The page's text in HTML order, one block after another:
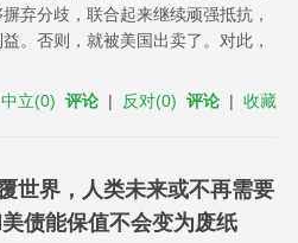
弃分歧，联合起来继续顽强抵抗，
。否则，就被美国出卖了。对此，
中立(0) 评论 | 反对(0) 评论 |收藏
世界，人类未来或不再需要
债能保值不会变为废纸